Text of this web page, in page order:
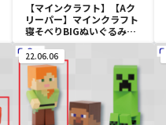
【マインクラフト】【Aク
リーパー】マインクラフト
寝そべりBIGぬいぐるみ～
クリーパー・ゾンビ～
22.06.06